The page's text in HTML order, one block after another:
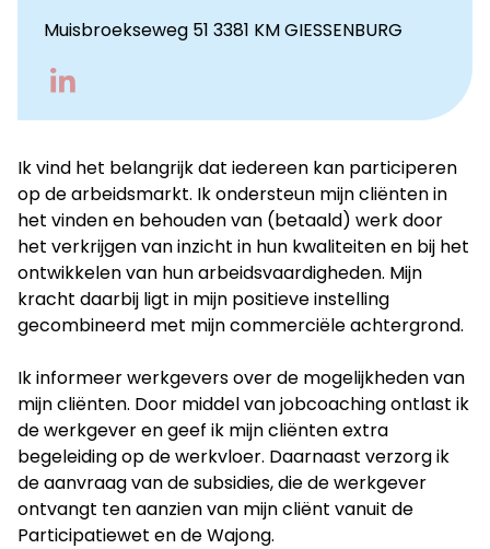
Muisbroekseweg 51 3381 KM GIESSENBURG
Ik vind het belangrijk dat iedereen kan participeren
op de arbeidsmarkt. Ik ondersteun mijn cliënten in
het vinden en behouden van (betaald) werk door
het verkrijgen van inzicht in hun kwaliteiten en bij het
ontwikkelen van hun arbeidsvaardigheden. Mijn
kracht daarbij ligt in mijn positieve instelling
gecombineerd met mijn commerciële achtergrond.
Ik informeer werkgevers over de mogelijkheden van
mijn cliënten. Door middel van jobcoaching ontlast ik
de werkgever en geef ik mijn cliënten extra
begeleiding op de werkvloer. Daarnaast verzorg ik
de aanvraag van de subsidies, die de werkgever
ontvangt ten aanzien van mijn cliënt vanuit de
Participatiewet en de Wajong.